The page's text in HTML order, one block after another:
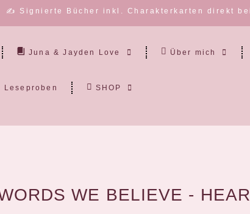
✍️ Signierte Bücher inkl. Charakterkarten direkt
Juna & Jayden Love Über mich
Leseproben SHOP
WE BELIEVE -